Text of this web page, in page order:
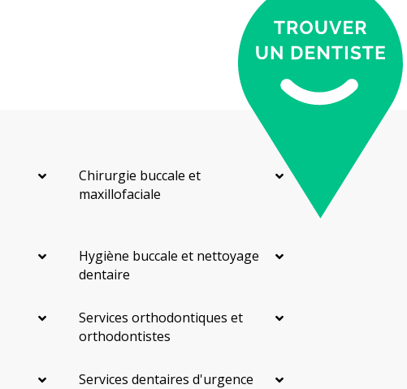
Chirurgie buccale et
maxillofaciale
Hygiène buccale et nettoyage
dentaire
Services orthodontiques et
orthodontistes
Services dentaires d'urgence